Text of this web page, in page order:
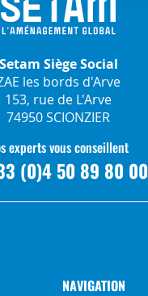
Setam Siège Social
les bords d'Arve
153, rue de L'Arve
74950 SCIONZIER
experts vous conseillent
(0)4 50 89 80 00
NAVIGATION